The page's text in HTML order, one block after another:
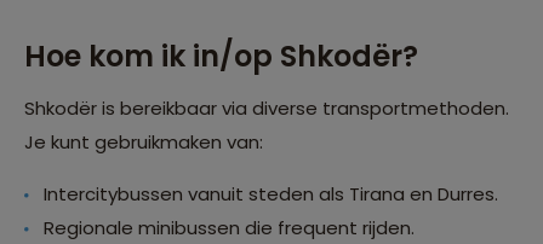
Hoe kom ik in/op Shkodër?
Shkodër is bereikbaar via diverse transportmethoden.
Je kunt gebruikmaken van:
Intercitybussen vanuit steden als Tirana en Durres.
Regionale minibussen die frequent rijden.